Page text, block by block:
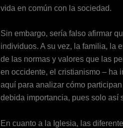
vida en común con la sociedad.
Sin embargo, sería falso afirmar
individuos. A su vez, la familia, la
de las normas y valores que las
en occidente, el cristianismo – ha
aquí para analizar cómo
debida importancia, pues solo así
En cuanto a la Iglesia, las